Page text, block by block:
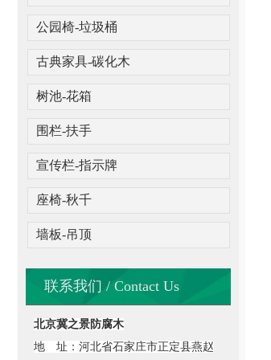
公园椅-垃圾桶
古典家具-碳化木
树池-花箱
围栏-扶手
宣传栏-指示牌
座椅-秋千
墙板-吊顶
联系我们 / Contact Us
北京冀之景防腐木
地 址：河北省石家庄市正定县燕赵